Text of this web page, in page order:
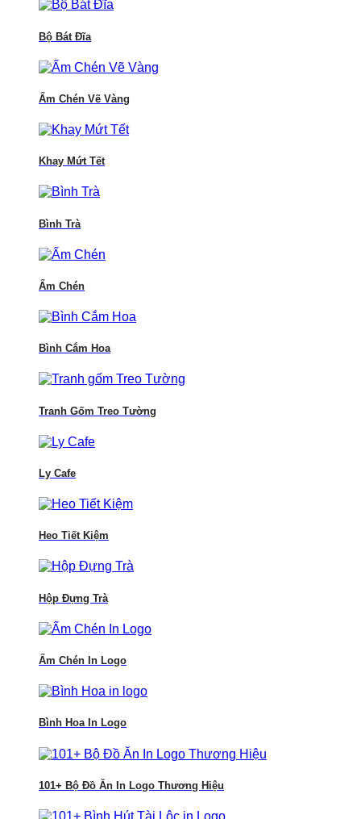
Bộ Bát Đĩa
Ấm Chén Vẽ Vàng
Khay Mứt Tết
Bình Trà
Ấm Chén
Bình Cắm Hoa
Tranh Gốm Treo Tường
Ly Cafe
Heo Tiết Kiệm
Hộp Đựng Trà
Ấm Chén In Logo
Bình Hoa In Logo
101+ Bộ Đồ Ăn In Logo Thương Hiệu